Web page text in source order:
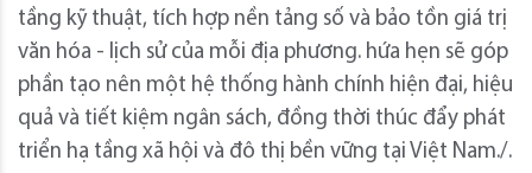
tầng kỹ thuật, tích hợp nền tảng số và bảo tồn giá trị
văn hóa - lịch sử của mỗi địa phương. hứa hẹn sẽ góp
phần tạo nên một hệ thống hành chính hiện đại, hiệu
quả và tiết kiệm ngân sách, đồng thời thúc đẩy phát
triển hạ tầng xã hội và đô thị bền vững tại Việt Nam./.